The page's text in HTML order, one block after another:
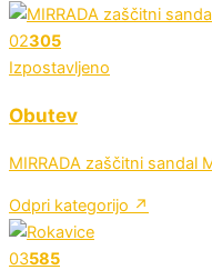
02305
Izpostavljeno
Obutev
MIRRADA zaščitni sandal
Odpri kategorijo ↗
03585